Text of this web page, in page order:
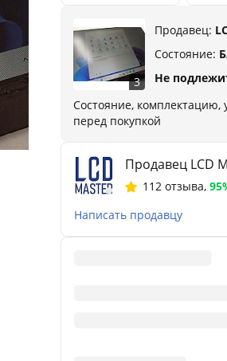
3
Продавец:
Состояние:
Не
Состояние, комплектацию,
перед покупкой
Продавец LCD
112 отзыва,
Написать продавцу